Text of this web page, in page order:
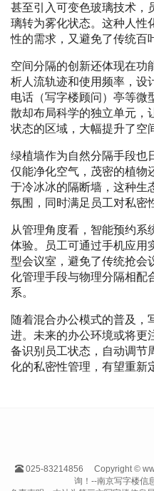
甚至引入可变色玻璃技术，
璃转为雾化状态。这种人性
性的需求，又避免了传统百
空间分隔的创新还体现在功
析人流轨迹和使用频率，设
电话（写字楼顾问）亭等微
散却布局科学的独立单元，
状态的区域，大幅提升了空
绿植墙作为自然分隔手段也
仅能净化空气，茂密的植物
于冷冰冰的隔断墙，这种生
氛围，同时满足员工对私密
从管理角度看，智能预约系
体验。员工可通过手机应用
型会议室，避免了传统抢会
化管理手段与物理分隔相配
系。
随着混合办公模式的普及，
进。未来的办公环境或将更
备识别员工状态，自动调节
化的私密性管理，有望重新
025-83214856
Copyright ©
询！--南京写字楼信